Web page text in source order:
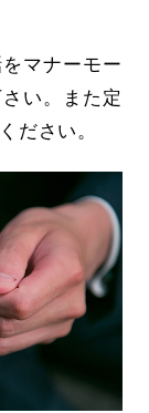
マナーモー
い。また定
ださい。